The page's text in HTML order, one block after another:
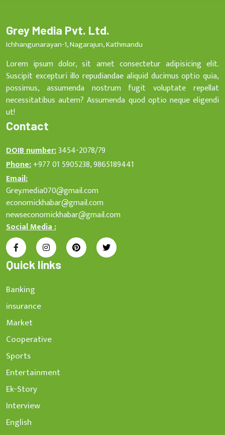
Grey Media Pvt. Ltd.
Ichhangunarayan-1, Nagarajun, Kathmandu
Lorem ipsum dolor, sit amet consectetur adipisicing elit.
Suscipit excepturi illo repudiandae aliquid ducimus optio quia,
possimus, assumenda nostrum fugit voluptate repellat
necessitatibus autem? Assumenda quod optio neque eligendi
ut!
Contact
DOIB number:3454-2078/79
Phone:+977 01 5905238, 9865189441
Email:
Grey.media070@gmail.com
economickhabar@gmail.com
newseconomickhabar@gmail.com
Social Media :
Quick links
Banking
insurance
Market
Cooperative
Sports
Entertainment
Ek-Story
Interview
English